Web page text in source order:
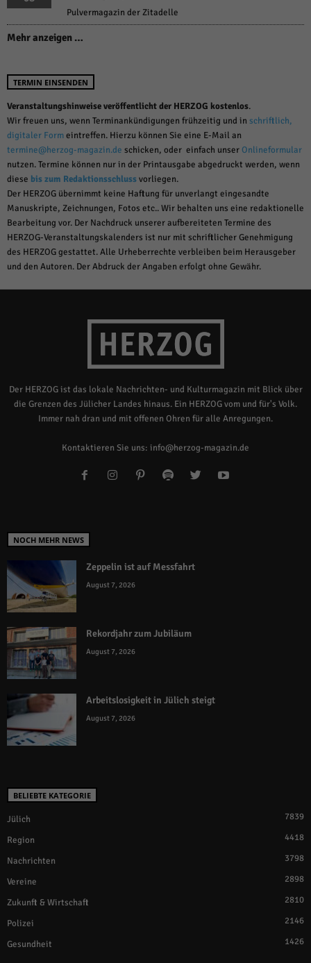
Pulvermagazin der Zitadelle
Mehr anzeigen …
TERMIN EINSENDEN
Veranstaltungshinweise veröffentlicht der HERZOG kostenlos.
Wir freuen uns, wenn Terminankündigungen frühzeitig und in schriftlich,
digitaler Formeintreffen. Hierzu können Sie eine E-Mail an
termine@herzog-magazin.de schicken, oder einfach unserOnlineformular
nutzen. Termine können nur in der Printausgabe abgedruckt werden, wenn
diese bis zum Redaktionsschlussvorliegen.
Der HERZOG übernimmt keine Haftung für unverlangt eingesandte
Manuskripte, Zeichnungen, Fotos etc.. Wir behalten uns eine redaktionelle
Bearbeitung vor. Der Nachdruck unserer aufbereiteten Termine des
HERZOG-Veranstaltungskalenders ist nur mit schriftlicher Genehmigung
des HERZOG gestattet. Alle Urheberrechte verbleiben beim Herausgeber
und den Autoren. Der Abdruck der Angaben erfolgt ohne Gewähr.
Der HERZOG ist das lokale Nachrichten- und Kulturmagazin mit Blick über
die Grenzen des Jülicher Landes hinaus. Ein HERZOG vom und für's Volk.
Immer nah dran und mit offenen Ohren für alle Anregungen.
Kontaktieren Sie uns: info@herzog-magazin.de
NOCH MEHR NEWS
Zeppelin ist auf Messfahrt
August 7, 2026
Rekordjahr zum Jubiläum
August 7, 2026
Arbeitslosigkeit in Jülich steigt
August 7, 2026
BELIEBTE KATEGORIE
Jülich 7839
Region 4418
Nachrichten 3798
Vereine 2898
Zukunft & Wirtschaft 2810
Polizei 2146
Gesundheit 1426